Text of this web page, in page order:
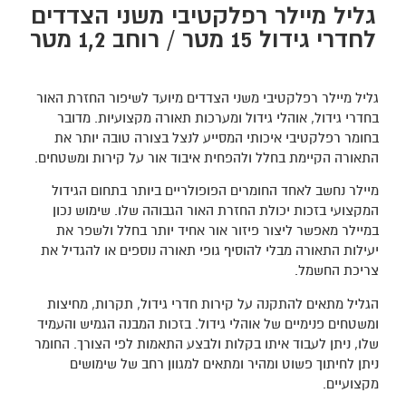
גליל מיילר רפלקטיבי משני הצדדים
לחדרי גידול 15 מטר / רוחב 1,2 מטר
גליל מיילר רפלקטיבי משני הצדדים מיועד לשיפור החזרת האור
בחדרי גידול, אוהלי גידול ומערכות תאורה מקצועיות. מדובר
בחומר רפלקטיבי איכותי המסייע לנצל בצורה טובה יותר את
התאורה הקיימת בחלל ולהפחית איבוד אור על קירות ומשטחים.
מיילר נחשב לאחד החומרים הפופולריים ביותר בתחום הגידול
המקצועי בזכות יכולת החזרת האור הגבוהה שלו. שימוש נכון
במיילר מאפשר ליצור פיזור אור אחיד יותר בחלל ולשפר את
יעילות התאורה מבלי להוסיף גופי תאורה נוספים או להגדיל את
צריכת החשמל.
הגליל מתאים להתקנה על קירות חדרי גידול, תקרות, מחיצות
ומשטחים פנימיים של אוהלי גידול. בזכות המבנה הגמיש והעמיד
שלו, ניתן לעבוד איתו בקלות ולבצע התאמות לפי הצורך. החומר
ניתן לחיתוך פשוט ומהיר ומתאים למגוון רחב של שימושים
מקצועיים.